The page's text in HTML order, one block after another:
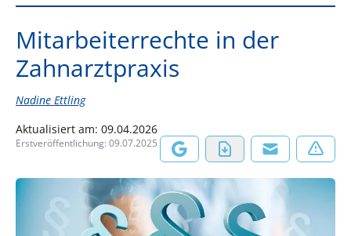
Mitarbeiterrechte in der
Zahnarztpraxis
Nadine Ettling
Aktualisiert am: 09.04.2026
Erstveröffentlichung: 09.07.2025